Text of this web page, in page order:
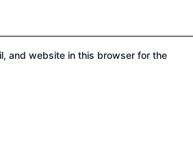
and website in this browser for the